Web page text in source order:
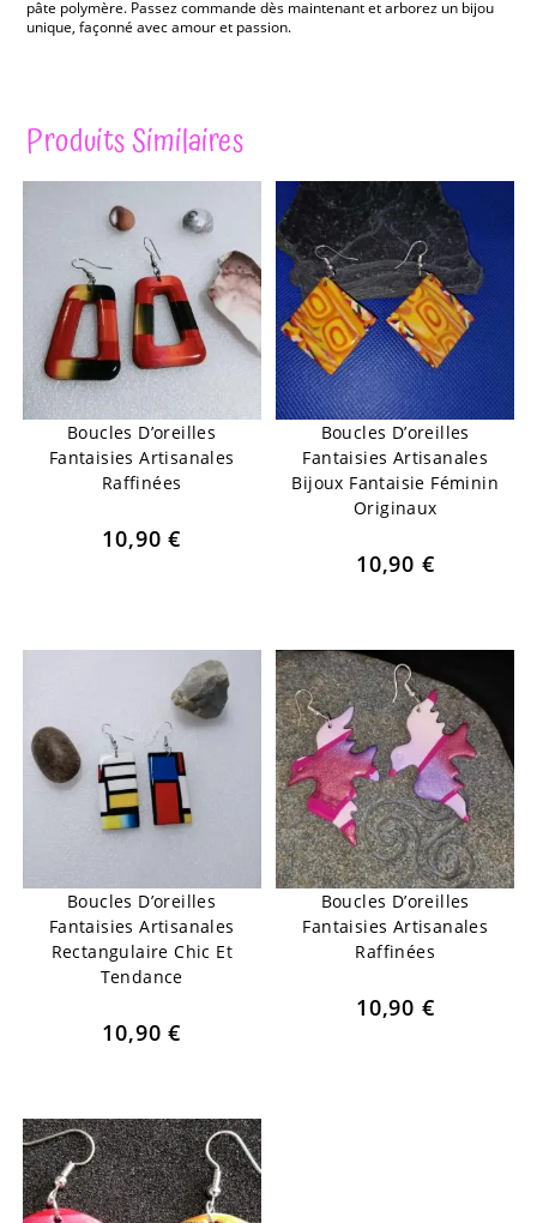
pâte polymère. Passez commande dès maintenant et arborez un bijou
unique, façonné avec amour et passion.
Produits Similaires
Boucles D’oreilles
Fantaisies Artisanales
Raffinées
10,90€
Boucles D’oreilles
Fantaisies Artisanales
Bijoux Fantaisie Féminin
Originaux
10,90 €
Boucles D’oreilles
Fantaisies Artisanales
Rectangulaire Chic Et
Tendance
10,90€
Boucles D’oreilles
Fantaisies Artisanales
Raffinées
10,90 €